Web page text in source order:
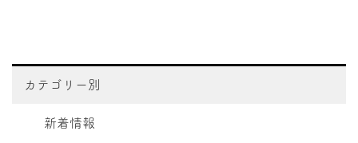
カテゴリー別
新着情報